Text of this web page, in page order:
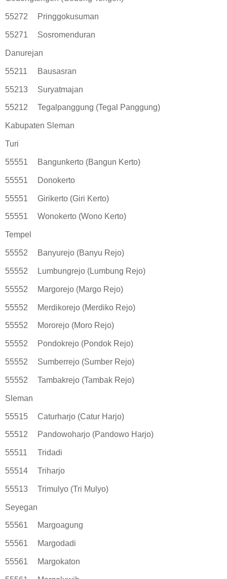
55272 Pringgokusuman
55271 Sosromenduran
Danurejan
55211 Bausasran
55213 Suryatmajan
55212 Tegalpanggung (Tegal Panggung)
Kabupaten Sleman
Turi
55551 Bangunkerto (Bangun Kerto)
55551 Donokerto
55551 Girikerto (Giri Kerto)
55551 Wonokerto (Wono Kerto)
Tempel
55552 Banyurejo (Banyu Rejo)
55552 Lumbungrejo (Lumbung Rejo)
55552 Margorejo (Margo Rejo)
55552 Merdikorejo (Merdiko Rejo)
55552 Mororejo (Moro Rejo)
55552 Pondokrejo (Pondok Rejo)
55552 Sumberrejo (Sumber Rejo)
55552 Tambakrejo (Tambak Rejo)
Sleman
55515 Caturharjo (Catur Harjo)
55512 Pandowoharjo (Pandowo Harjo)
55511 Tridadi
55514 Triharjo
55513 Trimulyo (Tri Mulyo)
Seyegan
55561 Margoagung
55561 Margodadi
55561 Margokaton